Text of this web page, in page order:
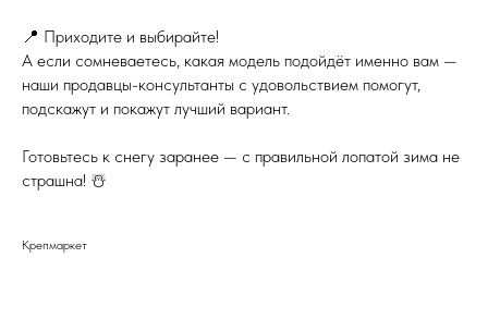
📍 Приходите и выбирайте!
А если сомневаетесь, какая модель подойдёт именно вам —
наши продавцы-консультанты с удовольствием помогут,
подскажут и покажут лучший вариант.
Готовьтесь к снегу заранее — с правильной лопатой зима не
страшна! ☃️
Крепмаркет